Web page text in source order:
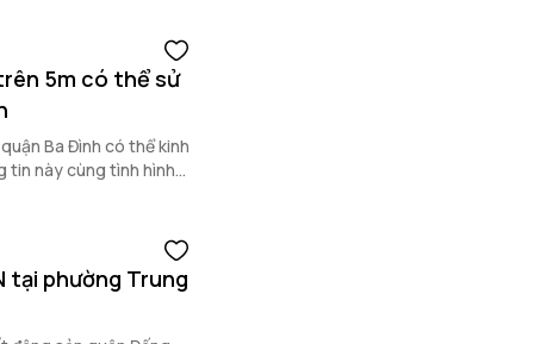
5m có thể sử
Ba Đình có thể kinh
tin này cùng tình hình
tại phường Trung